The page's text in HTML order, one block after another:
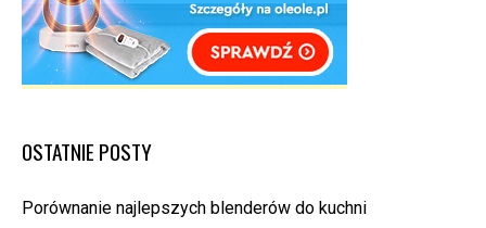
OSTATNIE POSTY
Porównanie najlepszych blenderów do kuchni